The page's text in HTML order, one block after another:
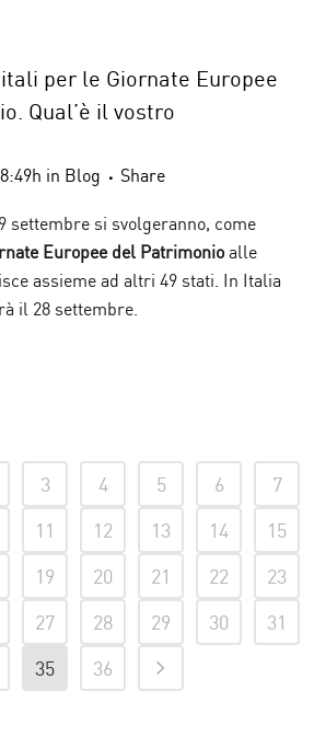
per le Giornate Europee
Qual’è il vostro
in Blog Share
settembre si svolgeranno, come
Europee del Patrimonioalle
assieme ad altri 49 stati. In Italia
il 28 settembre.
3 4 5 6
7
11 12 13 14
15
19 20 21 22
23
27 28 29 30
31
35 36